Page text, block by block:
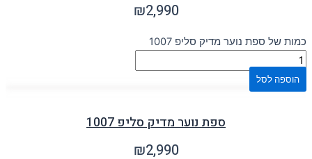
₪2,990
כמות של ספת נוער מדיק סליפ 1007
הוספה לסל
ספת נוער מדיק סליפ 1007
₪2,990